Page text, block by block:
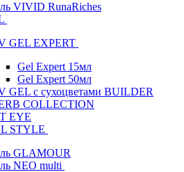
VIVID RunaRiches
GEL EXPERT
Gel Expert 15мл
Gel Expert 50мл
GEL с сухоцветами BUILDER
COLLECTION
EYE
STYLE
GLAMOUR
NEO multi